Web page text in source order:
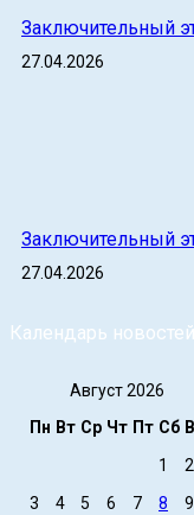
Заключительный
27.04.2026
Заключительный
27.04.2026
Календарь новостей
Август 2026
Пн Вт Ср Чт Пт Сб
1
2
3
4 5 6 7 8
9